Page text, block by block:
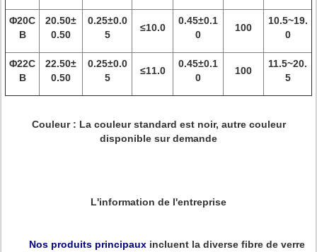
Φ20C
B
20.50±
0.50
0.25±0.0
5
≤10.0
0.45±0.1
0
100
10.5~19.
0
Φ22C
B
22.50±
0.50
0.25±0.0
5
≤11.0
0.45±0.1
0
100
11.5~20.
5
Couleur : La couleur standard est noir, autre couleur
disponible sur demande
L'information de l'entreprise
Nos produits principaux incluent la diverse fibre de verre